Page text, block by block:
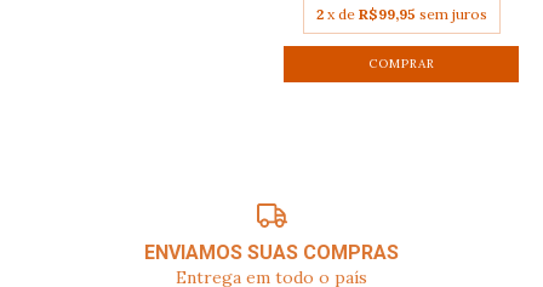
2 x de R$99,95 sem juros
COMPRAR
ENVIAMOS SUAS COMPRAS
Entrega em todo o país